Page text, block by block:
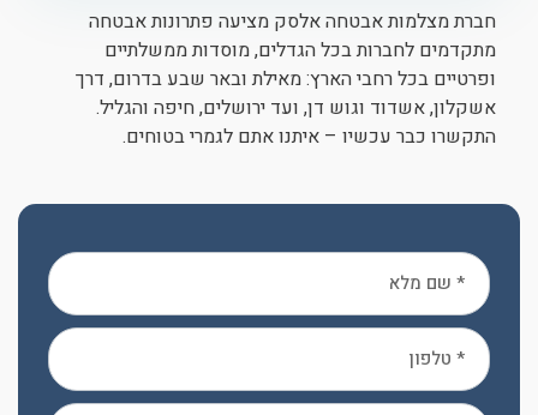
וקריטי.
שבחרתם (לעסק קטן, גדול או לבית). במקרים
אלו מומלץ להתאזר בסבלנות, שכן מדובר
במערכות שמשנות את איכות החיים לטובה
ומעניקות ביטחון ארוך טווח.
חברת מצלמות אבטחה אלסק מציעה פתרונות אבטחה
מתקדמים לחברות בכל הגדלים, מוסדות ממשלתיים
ופרטיים בכל רחבי הארץ: מאילת ובאר שבע בדרום, דרך
אשקלון, אשדוד וגוש דן, ועד ירושלים, חיפה והגליל.
התקשרו כבר עכשיו – איתנו אתם לגמרי בטוחים.